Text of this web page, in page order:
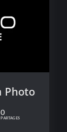
Photo
0
PARTAGES